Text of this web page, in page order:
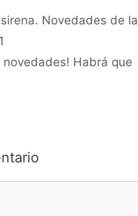
Novedades de la
Habrá que